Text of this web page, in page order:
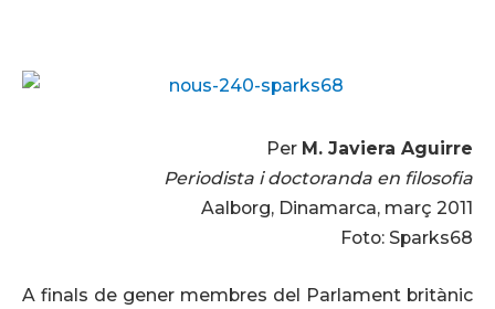
Per M. Javiera Aguirre
Periodista i doctoranda en filosofia
Aalborg, Dinamarca, març 2011
Foto: Sparks68
A finals de gener membres del Parlament britànic